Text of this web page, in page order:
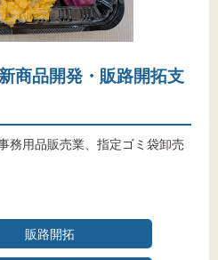
商品開発・販路開拓支
務用品販売業、指定ゴミ袋卸売
販路開拓